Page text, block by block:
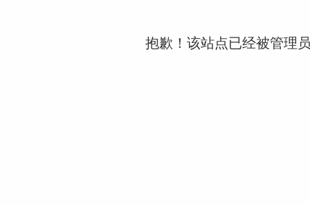
抱歉！该站点已经被管理